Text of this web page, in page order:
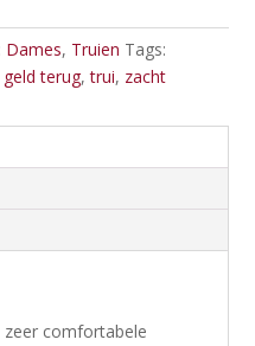
Dames, Truien Tags:
terug,trui, zacht
zeer comfortabele